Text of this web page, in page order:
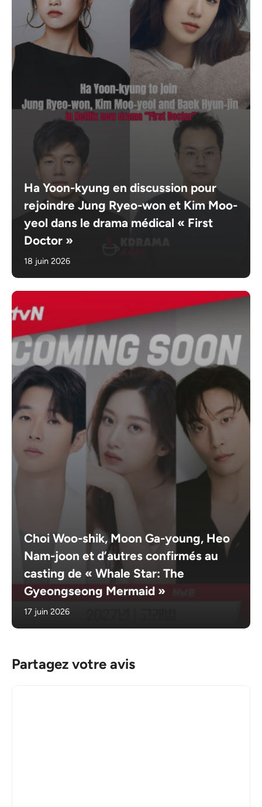
Ha Yoon-kyung en discussion pour
rejoindre Jung Ryeo-won et Kim Moo-
yeol dans le drama médical « First
Doctor »
18 juin 2026
Choi Woo-shik, Moon Ga-young, Heo
Nam-joon et d’autres confirmés au
casting de « Whale Star: The
Gyeongseong Mermaid »
17 juin 2026
Partagez votre avis